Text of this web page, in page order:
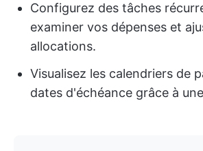
Configurez des tâches
examiner vos dépenses et
allocations.
Visualisez les calendriers de
dates d'échéance grâce à